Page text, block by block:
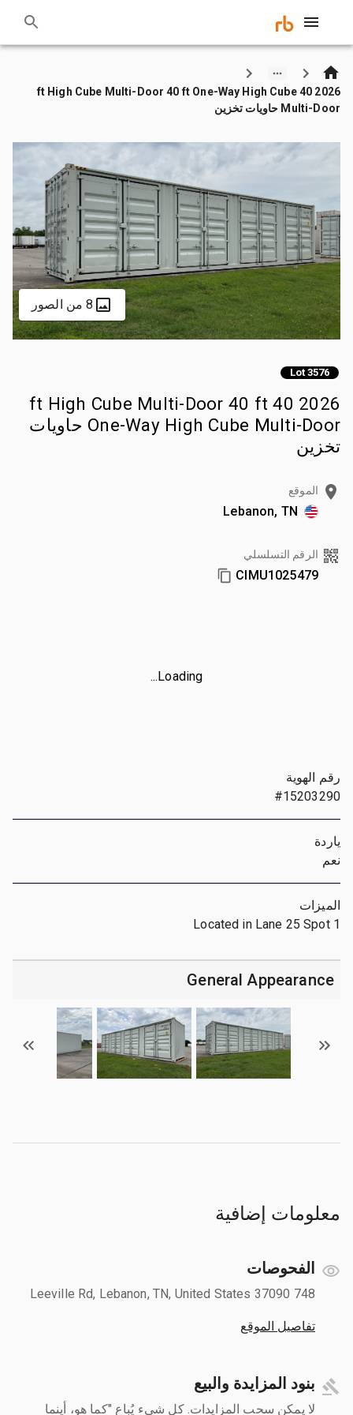
2026 40 ft High Cube Multi-Door 40 ft One-Way High Cube
Multi-Door حاويات تخزين
8 من الصور
Lot 3576
2026 40 ft High Cube Multi-Door 40 ft
One-Way High Cube Multi-Door حاويات
تخزين
الموقع
Lebanon, TN
الرقم التسلسلي
CIMU1025479
Loading...
رقم الهوية
#15203290
ياردة
نعم
الميزات
Located in Lane 25 Spot 1
General Appearance
معلومات إضافية
الفحوصات
748 Leeville Rd, Lebanon, TN, United States 37090
تفاصيل الموقع
بنود المزايدة والبيع
لا يمكن سحب المزايدات. كل شيء يُباع "كما هو، أينما